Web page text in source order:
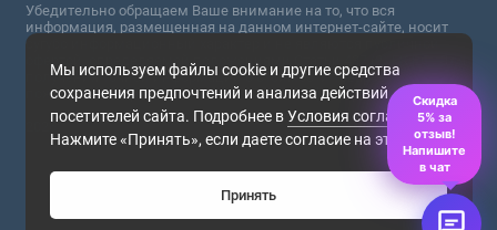
Мы используем файлы cookie и другие средства
сохранения предпочтений и анализа действий
посетителей сайта. Подробнее вУсловия соглашения.
Нажмите «Принять», если даете согласие на это.
Принять
Убедительно обращаем Ваше внимание на то, что вся
информация, размещенная на данном интернет-сайте, носит
сугубо информационный характер и не являются публичной
офертой, определяемой положениями Статьи 437 (2) ГК РФ. Для
получения точной информации о стоимости товаров,
пожалуйста, обращайтесь в ближайший офис продаж.
2026
Скидка
5% за
отзыв!
Напишите
в чат